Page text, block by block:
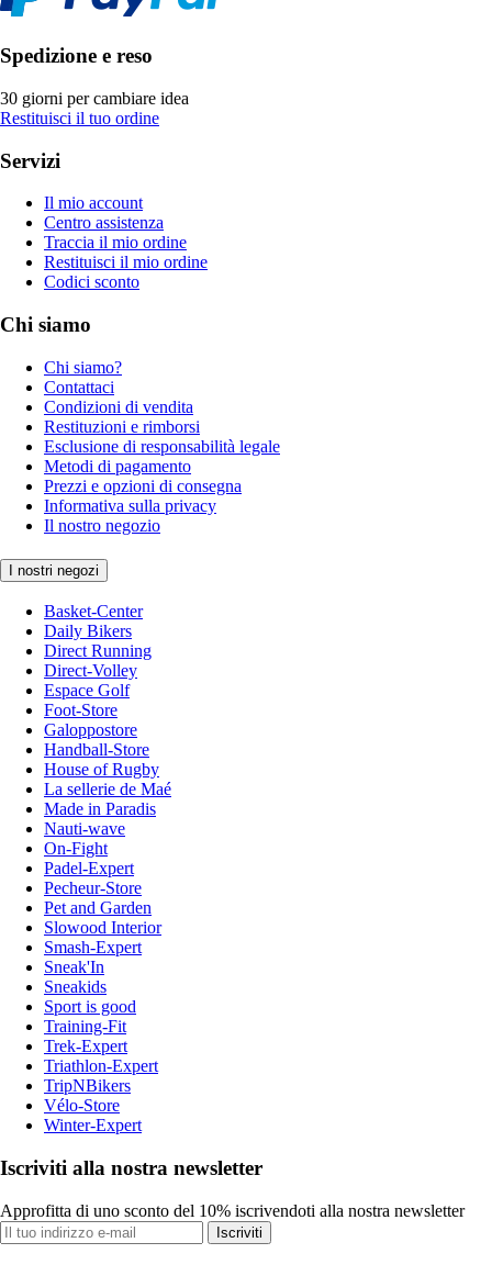
Spedizione e reso
30 giorni per cambiare idea
Restituisci il tuo ordine
Servizi
Il mio account
Centro assistenza
Traccia il mio ordine
Restituisci il mio ordine
Codici sconto
Chi siamo
Chi siamo?
Contattaci
Condizioni di vendita
Restituzioni e rimborsi
Esclusione di responsabilità legale
Metodi di pagamento
Prezzi e opzioni di consegna
Informativa sulla privacy
Il nostro negozio
I nostri negozi
Basket-Center
Daily Bikers
Direct Running
Direct-Volley
Espace Golf
Foot-Store
Galoppostore
Handball-Store
House of Rugby
La sellerie de Maé
Made in Paradis
Nauti-wave
On-Fight
Padel-Expert
Pecheur-Store
Pet and Garden
Slowood Interior
Smash-Expert
Sneak'In
Sneakids
Sport is good
Training-Fit
Trek-Expert
Triathlon-Expert
TripNBikers
Vélo-Store
Winter-Expert
Iscriviti alla nostra newsletter
Approfitta di uno sconto del 10% iscrivendoti alla nostra newsletter
Iscriviti